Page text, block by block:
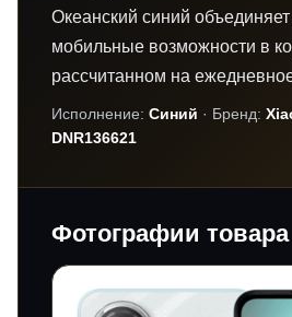
Океанский синий
мобильные возможности в
рассчитанном на
Исполнение: Синий · Бренд:
DNR136621
Фотографии товара